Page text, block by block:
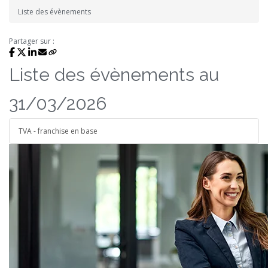
Liste des évènements
Partager sur :
Liste des évènements au
31/03/2026
TVA - franchise en base